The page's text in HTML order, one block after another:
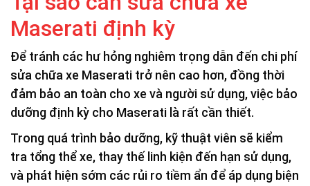
Maserati định kỳ
Để tránh các hư hỏng nghiêm trọng dẫn đến chi phí
sửa chữa xe Maserati trở nên cao hơn, đồng thời
đảm bảo an toàn cho xe và người sử dụng, việc bảo
dưỡng định kỳ cho Maserati là rất cần thiết.
Trong quá trình bảo dưỡng, kỹ thuật viên sẽ kiểm
tra tổng thể xe, thay thế linh kiện đến hạn sử dụng,
và phát hiện sớm các rủi ro tiềm ẩn để áp dụng biện